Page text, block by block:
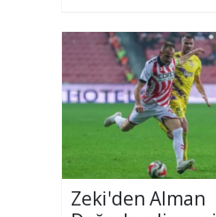
Zeki'den Alman